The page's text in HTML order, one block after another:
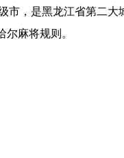
市，是黑龙江省第二大
麻将规则。